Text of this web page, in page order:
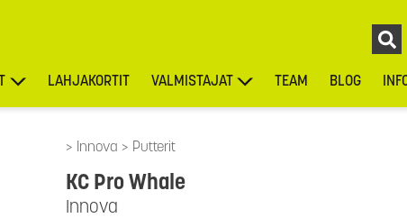
LAHJAKORTIT VALMISTAJAT TEAM BLOG
Innova Putterit
Innova
KC Pro Whale